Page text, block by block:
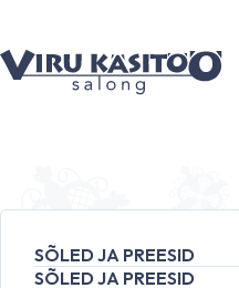
SÕLED JA PREESID
SÕLED JA PREESID